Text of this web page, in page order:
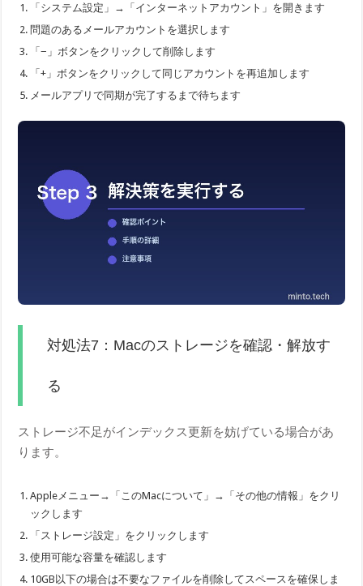
「システム設定」→「インターネットアカウント」を開きます
問題のあるメールアカウントを選択します
「−」ボタンをクリックして削除します
「+」ボタンをクリックして同じアカウントを再追加します
メールアプリで同期が完了するまで待ちます
対処法7：Macのストレージを確認・解放す
る
ストレージ不足がインデックス更新を妨げている場合があ
ります。
Appleメニュー→「このMacについて」→「その他の情報」をクリ
ックします
「ストレージ設定」をクリックします
使用可能な容量を確認します
10GB以下の場合は不要なファイルを削除してスペースを確保しま